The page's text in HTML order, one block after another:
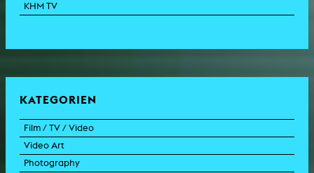
KHM TV
KATEGORIEN
Film / TV / Video
feature film
documentary
Video Art
experimental film
Photography